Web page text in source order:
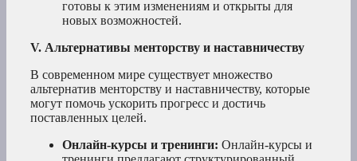
готовы к этим изменениям и открыты для
новых возможностей.
V. Альтернативы менторству и наставничеству
В современном мире существует множество
альтернатив менторству и наставничеству, которые
могут помочь ускорить прогресс и достичь
поставленных целей.
Онлайн-курсы и тренинги: Онлайн-курсы и